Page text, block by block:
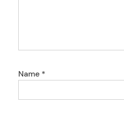
Name *